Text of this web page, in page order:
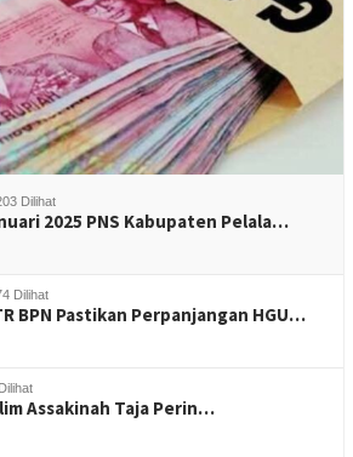
Dilihat
2025 PNS Kabupaten Pelala…
Dilihat
BPN Pastikan Perpanjangan HGU…
Assakinah Taja Perin…